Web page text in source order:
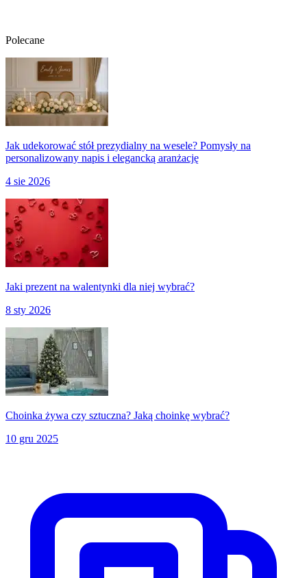
Polecane
Jak udekorować stół prezydialny na wesele? Pomysły na
personalizowany napis i elegancką aranżację
4 sie 2026
Jaki prezent na walentynki dla niej wybrać?
8 sty 2026
Choinka żywa czy sztuczna? Jaką choinkę wybrać?
10 gru 2025